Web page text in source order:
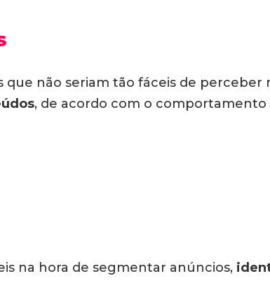
não seriam tão fáceis de perceber
, de acordo com o
na hora de segmentar anúncios,